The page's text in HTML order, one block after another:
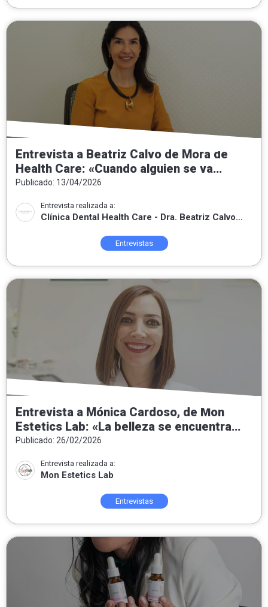
Entrevista a Beatriz Calvo de Mora de
Health Care: «Cuando alguien se va
contento, sé que he sabido escuchar,
conocimientos a su servicio.»
Publicado: 13/04/2026
Entrevista realizada a:
Clínica Dental Health Care - Dra. Beatriz Calvo
Entrevistas
Entrevista a Mónica Cardoso, de Mon
Estetics Lab: «La belleza se encuentra
tanto por dentro como por fuera»
Publicado: 26/02/2026
Entrevista realizada a:
Mon Estetics Lab
Entrevistas